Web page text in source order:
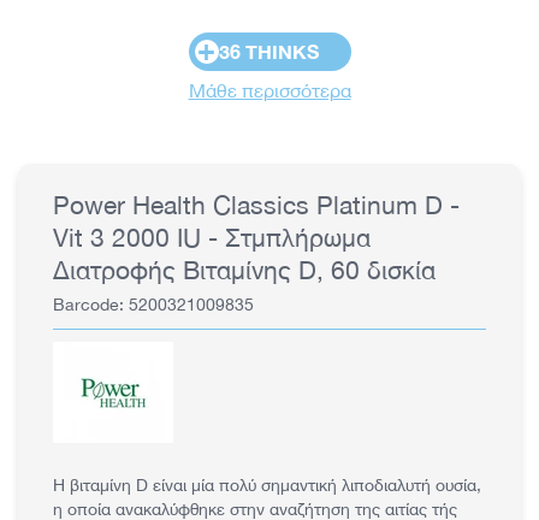
+36 THINKS
Μάθε περισσότερα
Power Health Classics Platinum D -
Vit 3 2000 IU - Στμπλήρωμα
Διατροφής Βιταμίνης D, 60 δισκία
Barcode: 5200321009835
Η βιταμίνη D είναι μία πολύ σημαντική λιποδιαλυτή ουσία,
η οποία ανακαλύφθηκε στην αναζήτηση της αιτίας τής